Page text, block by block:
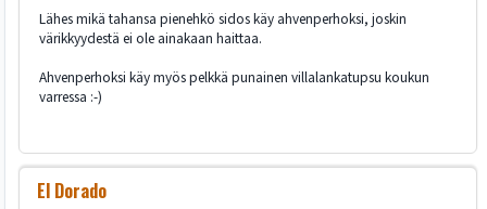
Lähes mikä tahansa pienehkö sidos käy ahvenperhoksi, joskin
värikkyydestä ei ole ainakaan haittaa.
Ahvenperhoksi käy myös pelkkä punainen villalankatupsu koukun
varressa :-)
El Dorado